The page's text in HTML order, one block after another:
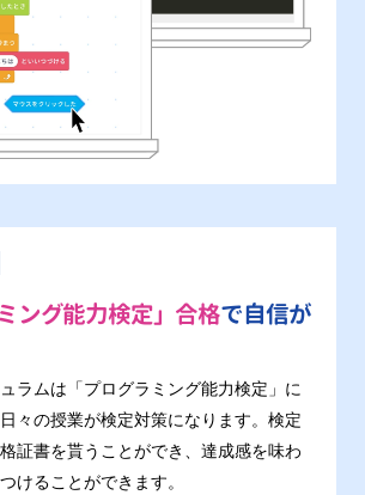
ング能力検定」合格で自信が
ラムは「プログラミング能力検定」に
々の授業が検定対策になります。検定
証書を貰うことができ、達成感を味わ
けることができます。